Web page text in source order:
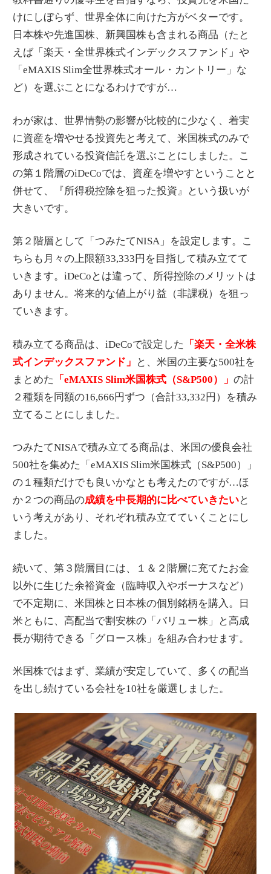
けにしぼらず、世界全体に向けた方がベターです。
日本株や先進国株、新興国株も含まれる商品（たと
えば「楽天・全世界株式インデックスファンド」や
「eMAXIS Slim全世界株式オール・カントリー」な
ど）を選ぶことになるわけですが…
わが家は、世界情勢の影響が比較的に少なく、着実
に資産を増やせる投資先と考えて、米国株式のみで
形成されている投資信託を選ぶことにしました。こ
の第１階層のiDeCoでは、資産を増やすということと
併せて、『所得税控除を狙った投資』という扱いが
大きいです。
第２階層として「つみたてNISA」を設定します。こ
ちらも月々の上限額33,333円を目指して積み立てて
いきます。iDeCoとは違って、所得控除のメリットは
ありません。将来的な値上がり益（非課税）を狙っ
ていきます。
積み立てる商品は、iDeCoで設定した
「楽天・全米株
式インデックスファンド」
と、米国の主要な500社を
まとめた
「eMAXIS Slim米国株式（S&P500）」の計
２種類を同額の16,666円ずつ（合計33,332円）を積み
立てることにしました。
つみたてNISAで積み立てる商品は、米国の優良会社
500社を集めた「eMAXIS Slim米国株式（S&P500）」
の１種類だけでも良いかなとも考えたのですが…ほ
か２つの商品の成績を中長期的に比べていきたいと
いう考えがあり、それぞれ積み立てていくことにし
ました。
続いて、第３階層目には、１＆２階層に充てたお金
以外に生じた余裕資金（臨時収入やボーナスなど）
で不定期に、米国株と日本株の個別銘柄を購入。日
米ともに、高配当で割安株の「バリュー株」と高成
長が期待できる「グロース株」を組み合わせます。
米国株ではまず、業績が安定していて、多くの配当
を出し続けている会社を10社を厳選しました。